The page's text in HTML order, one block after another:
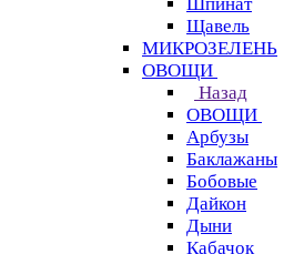
Щавель
МИКРОЗЕЛЕНЬ
ОВОЩИ
Назад
ОВОЩИ
Арбузы
Баклажаны
Бобовые
Дайкон
Дыни
Кабачок